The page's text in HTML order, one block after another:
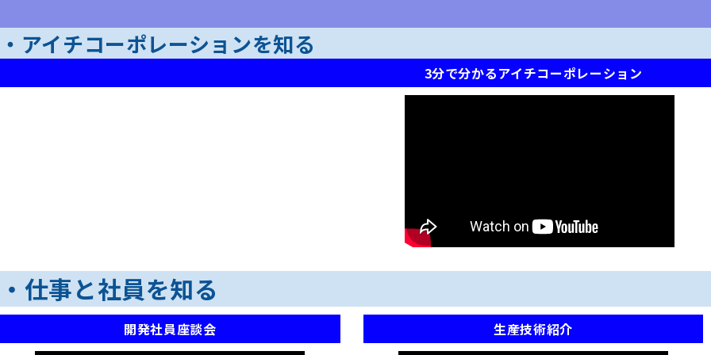
・アイチコーポレーションを知る
3分で分かるアイチコーポレーション
・仕事と社員を知る
開発社員座談会 生産技術紹介